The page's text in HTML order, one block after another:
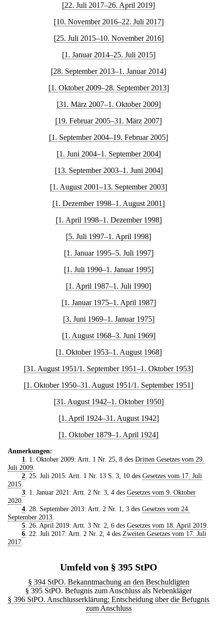
[22. Juli 2017–26. April 2019]
[10. November 2016–22. Juli 2017]
[25. Juli 2015–10. November 2016]
[1. Januar 2014–25. Juli 2015]
[28. September 2013–1. Januar 2014]
[1. Oktober 2009–28. September 2013]
[31. März 2007–1. Oktober 2009]
[19. Februar 2005–31. März 2007]
[1. September 2004–19. Februar 2005]
[1. Juni 2004–1. September 2004]
[13. September 2003–1. Juni 2004]
[1. August 2001–13. September 2003]
[1. Dezember 1998–1. August 2001]
[1. April 1998–1. Dezember 1998]
[5. Juli 1997–1. April 1998]
[1. Januar 1995–5. Juli 1997]
[1. Juli 1990–1. Januar 1995]
[1. April 1987–1. Juli 1990]
[1. Januar 1975–1. April 1987]
[3. Juni 1969–1. Januar 1975]
[1. August 1968–3. Juni 1969]
[1. Oktober 1953–1. August 1968]
[31. August 1951/1. September 1951–1. Oktober 1953]
[1. Oktober 1950–31. August 1951/1. September 1951]
[31. August 1942–1. Oktober 1950]
[1. April 1924–31. August 1942]
[1. Oktober 1879–1. April 1924]
Anmerkungen:
1
. 1. Oktober 2009: Artt. 1 Nr. 25, 8 des Dritten Gesetzes vom 29.
Juli 2009
2. 25. Juli 2015: Artt. 1 Nr. 13 S. 3, 10 des Gesetzes vom 17. Juli
2015
3. 1. Januar 2021: Artt. 2 Nr. 3, 4 des Gesetzes vom 9. Oktober
2020
4. 28. September 2013: Artt. 2 Nr. 1, 3 des Gesetzes vom 24.
September 2013
5. 26. April 2019: Artt. 3 Nr. 2, 6 des Gesetzes vom 18. April 2019.
6. 22. Juli 2017: Artt. 2 Nr. 2, 4 des Zweiten Gesetzes vom 17. Juli
2017
Umfeld von § 395 StPO
§ 394 StPO. Bekanntmachung an den Beschuldigten
§ 395 StPO. Befugnis zum Anschluss als Nebenkläger
§ 396 StPO. Anschlusserklärung; Entscheidung über die Befugnis
zum Anschluss